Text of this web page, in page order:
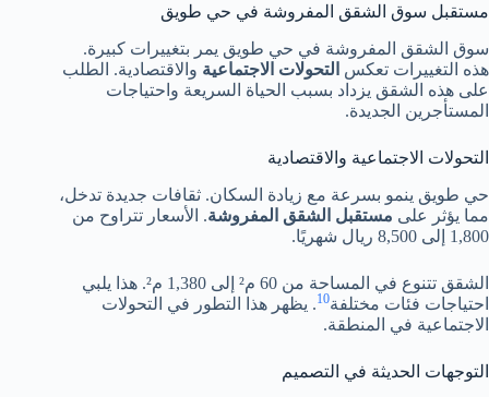
مستقبل سوق الشقق المفروشة في حي طويق
سوق الشقق المفروشة في حي طويق يمر بتغييرات كبيرة.
هذه التغييرات تعكس التحولات الاجتماعية والاقتصادية. الطلب
على هذه الشقق يزداد بسبب الحياة السريعة واحتياجات
المستأجرين الجديدة.
التحولات الاجتماعية والاقتصادية
حي طويق ينمو بسرعة مع زيادة السكان. ثقافات جديدة تدخل،
مما يؤثر على مستقبل الشقق المفروشة. الأسعار تتراوح من
1,800 إلى 8,500 ريال شهريًا.
الشقق تتنوع في المساحة من 60 م² إلى 1,380 م². هذا يلبي
احتياجات فئات مختلفة10. يظهر هذا التطور في التحولات
الاجتماعية في المنطقة.
التوجهات الحديثة في التصميم